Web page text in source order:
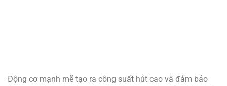
Động cơ mạnh mẽ tạo ra công suất hút cao và đảm bảo